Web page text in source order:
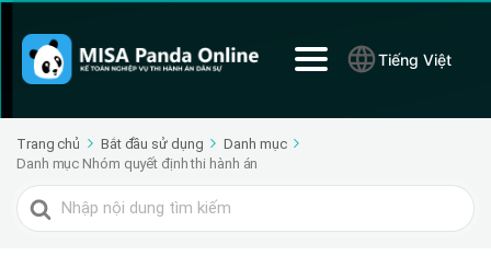
Tiếng Việt
Trang chủ Bắt đầu sử dụng
Danh mục
Danh mục Nhóm quyết định thi hành án
Tìm
kiếm